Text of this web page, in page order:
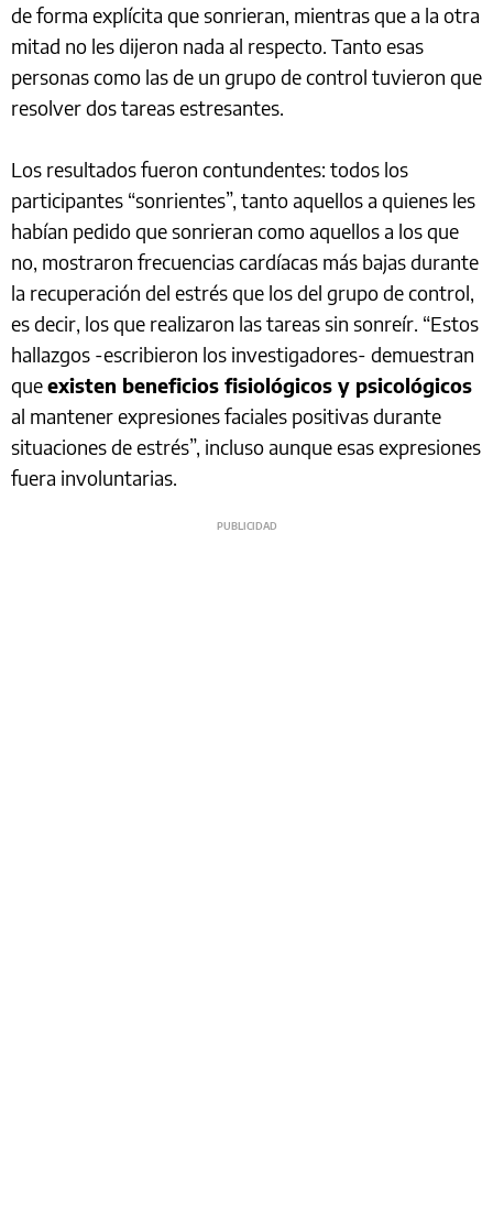
de forma explícita que sonrieran, mientras que a la otra
mitad no les dijeron nada al respecto. Tanto esas
personas como las de un grupo de control tuvieron que
resolver dos tareas estresantes.
Los resultados fueron contundentes: todos los
participantes “sonrientes”, tanto aquellos a quienes les
habían pedido que sonrieran como aquellos a los que
no, mostraron frecuencias cardíacas más bajas durante
la recuperación del estrés que los del grupo de control,
es decir, los que realizaron las tareas sin sonreír. “Estos
hallazgos -escribieron los investigadores- demuestran
queexisten beneficios fisiológicos y psicológicos
al mantener expresiones faciales positivas durante
situaciones de estrés”, incluso aunque esas expresiones
fuera involuntarias.